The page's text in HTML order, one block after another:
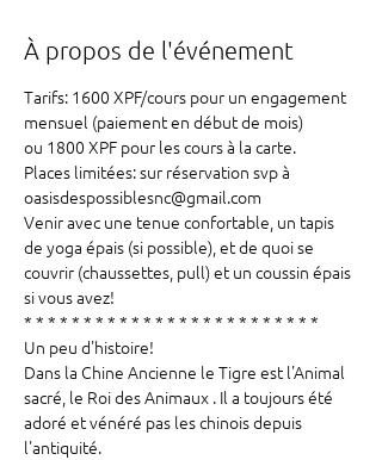
À propos de l'événement
Tarifs: 1600 XPF/cours pour un engagement
mensuel (paiement en début de mois)
ou 1800 XPF pour les cours à la carte.
Places limitées: sur réservation svp à
oasisdespossiblesnc@gmail.com
Venir avec une tenue confortable, un tapis
de yoga épais (si possible), et de quoi se
couvrir (chaussettes, pull) et un coussin épais
si vous avez!
* * * * * * * * * * * * * * * * * * * * * * * * *
Un peu d'histoire!
Dans la Chine Ancienne le Tigre est l'Animal
sacré, le Roi des Animaux . Il a toujours été
adoré et vénéré pas les chinois depuis
l'antiquité.